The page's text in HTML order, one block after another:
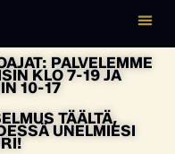
PALVELEMME
KLO 7-19 JA
10-17
TÄÄLTÄ,
UNELMIESI